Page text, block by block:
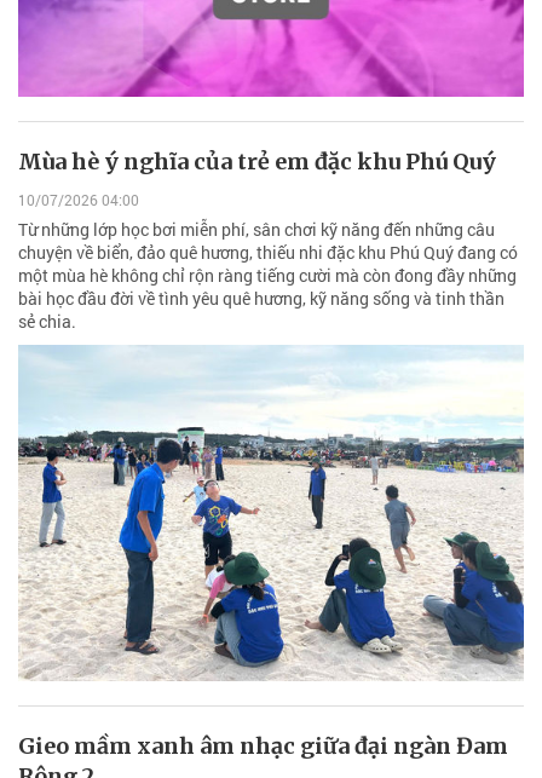
Mùa hè ý nghĩa của trẻ em đặc khu Phú Quý
10/07/2026 04:00
Từ những lớp học bơi miễn phí, sân chơi kỹ năng đến những câu
chuyện về biển, đảo quê hương, thiếu nhi đặc khu Phú Quý đang có
một mùa hè không chỉ rộn ràng tiếng cười mà còn đong đầy những
bài học đầu đời về tình yêu quê hương, kỹ năng sống và tinh thần
sẻ chia.
Gieo mầm xanh âm nhạc giữa đại ngàn Đam